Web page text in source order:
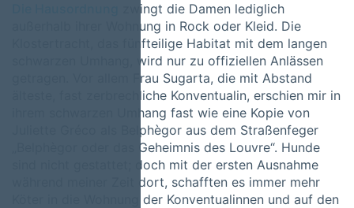
zwingt die Damen lediglich
außerhalb ihrer Wohnung in Rock oder Kleid. Die
Klostertracht, das fünfteilige Habitat mit dem langen
schwarzen Umhang, wird nur zu offiziellen Anlässen
getragen. Vor allem Frau Sugarta, die mit Abstand
älteste, fast zerbrechliche Konventualin, erschien mir in
ihrem schwarzen Umhang fast wie eine Kopie von
Juliette Gréco als Belphègor aus dem Straßenfeger
„Belphègor oder das Geheimnis des Louvre“. Hunde
sind nicht gestattet; doch mit der ersten Ausnahme
während meiner Zeit dort, schafften es immer mehr
Köter in die Wohnung der Konventualinnen und auf den